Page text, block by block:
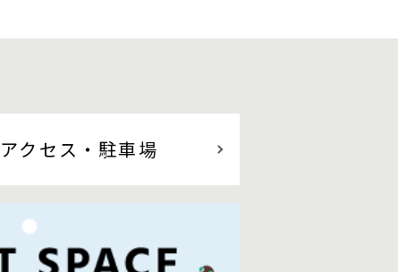
アクセス ・駐車場